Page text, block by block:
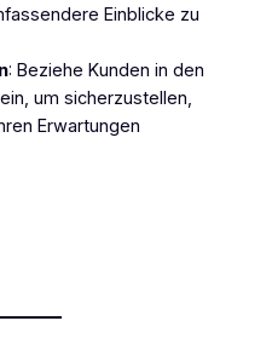
Einblicke zu
: Beziehe Kunden in den
um sicherzustellen,
Erwartungen